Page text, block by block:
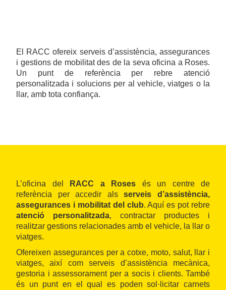
El RACC ofereix serveis d’assistència, assegurances
i gestions de mobilitat des de la seva oficina a Roses.
Un punt de referència per rebre atenció
personalitzada i solucions per al vehicle, viatges o la
llar, amb tota confiança.
L’oficina del RACC a Roses és un centre de
referència per accedir alsserveis d’assistència,
assegurances i mobilitat del club. Aquí es pot rebre
atenció personalitzada, contractar productes i
realitzar gestions relacionades amb el vehicle, la llar o
viatges.
Ofereixen assegurances per a cotxe, moto, salut, llar i
viatges, així com serveis d’assistència mecànica,
gestoria i assessorament per a socis i clients. També
és un punt en el qual es poden sol·licitar carnets